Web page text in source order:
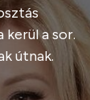
kerül a sor.
útnak.